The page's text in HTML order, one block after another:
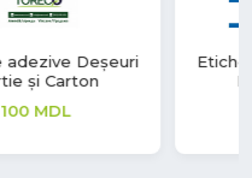
Etichete adezive Deșeuri
Hârtie și Carton